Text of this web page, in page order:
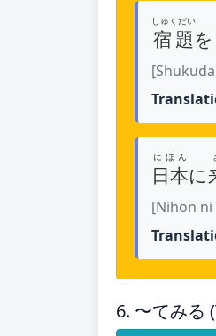
宿題
しゅくだい
日本
にほん
に
[Nihon
6. 〜てみる